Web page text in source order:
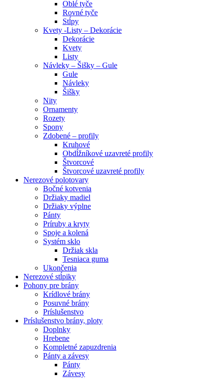
Oblé tyče
Rovné tyče
Stĺpy
Kvety -Listy – Dekorácie
Dekorácie
Kvety
Listy
Návleky – Šišky – Gule
Gule
Návleky
Šišky
Nity
Ornamenty
Rozety
Spony
Zdobené – profily
Kruhové
Obdĺžníkové uzavreté profily
Štvorcové
Štvorcové uzavreté profily
Nerezové polotovary
Bočné kotvenia
Držiaky madiel
Držiaky výplne
Pánty
Príruby a kryty
Spoje a kolená
Systém sklo
Držiak skla
Tesniaca guma
Ukončenia
Nerezové stĺpiky
Pohony pre brány
Krídlové brány
Posuvné brány
Príslušenstvo
Príslušenstvo brány, ploty
Doplnky
Hrebene
Kompletné zapuzdrenia
Pánty a závesy
Pánty
Závesy